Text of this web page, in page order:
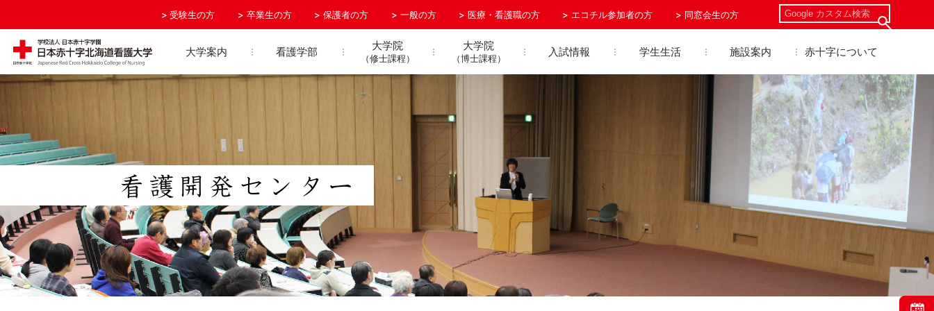
受験生の方 卒業生の方 保護者の方 一般の方 医療・看護職の方 エコチル参加者の方 同窓会生の方
大学案内 看護学部 大学院
（修士課程）
大学院
（博士課程） 入試情報 学生生活 施設案内 赤十字について